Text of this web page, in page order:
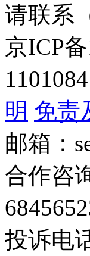
请联系
京ICP
明 免责
邮箱：
合作咨
投诉电